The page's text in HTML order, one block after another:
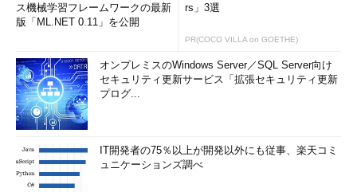
ス機械学習フレームワークの最新
版「ML.NET 0.11」を公開
rs」3選
PR(COCO VILLA on GOETHE)
オンプレミスのWindows Server／SQL Server向け
セキュリティ更新サービス「拡張セキュリティ更新
プログ...
IT開発者の75％以上が開発以外にも従事、楽天コミ
ュニケーションズ調べ